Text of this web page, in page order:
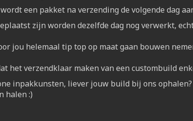
een pakket na verzending de volgende dag
zijn worden dezelfde dag nog verwerkt,
jou helemaal tip top op maat gaan bouwen
het verzendklaar maken van een custombuild
inpakkunsten, liever jouw build bij ons
halen :)